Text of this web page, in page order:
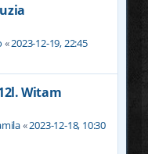
«2023-12-19, 22:45
Witam
«2023-12-18, 10:30